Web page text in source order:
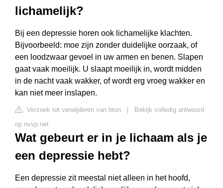
lichamelijk?
Bij een depressie horen ook lichamelijke klachten.
Bijvoorbeeld: moe zijn zonder duidelijke oorzaak, of
een loodzwaar gevoel in uw armen en benen. Slapen
gaat vaak moeilijk. U slaapt moeilijk in, wordt midden
in de nacht vaak wakker, of wordt erg vroeg wakker en
kan niet meer inslapen.
Verzoek tot verwijderen van bron
Bekijk volledig antwoord
op nvvp.net
Wat gebeurt er in je lichaam als je
een depressie hebt?
Een depressie zit meestal niet alleen in het hoofd,